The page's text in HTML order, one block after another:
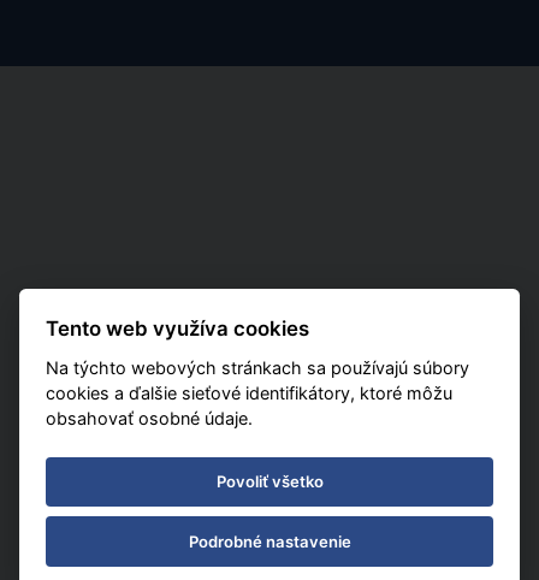
Tento web využíva cookies
Na týchto webových stránkach sa používajú súbory
cookies a ďalšie sieťové identifikátory, ktoré môžu
obsahovať osobné údaje.
Povoliť všetko
Podrobné nastavenie